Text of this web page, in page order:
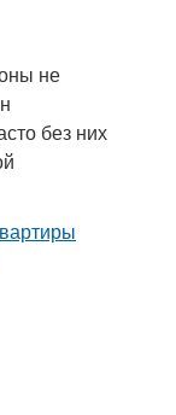
не
без них